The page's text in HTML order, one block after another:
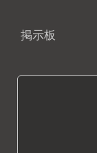
掲示板